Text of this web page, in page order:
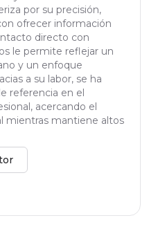
por su precisión,
ofrecer información
directo con
le permite reflejar un
y un enfoque
a su labor, se ha
referencia en el
acercando el
mientras mantiene altos